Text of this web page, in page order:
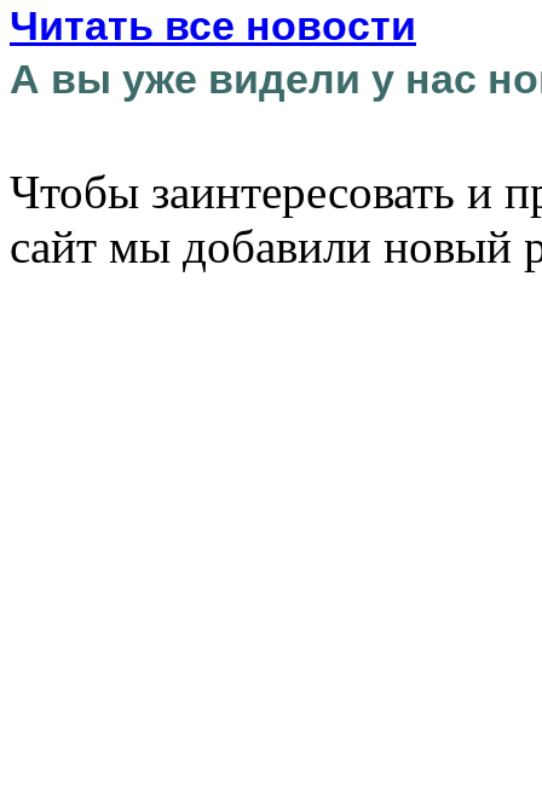
Читать все новости
А вы уже видели у нас
Чтобы заинтересовать и
сайт мы добавили новый